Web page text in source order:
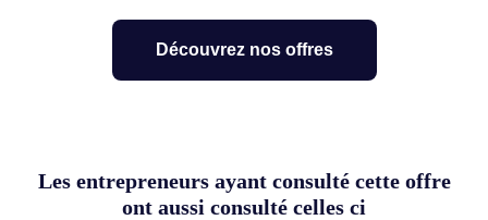
Découvrez nos offres
Les entrepreneurs ayant consulté cette offre
ont aussi consulté celles ci